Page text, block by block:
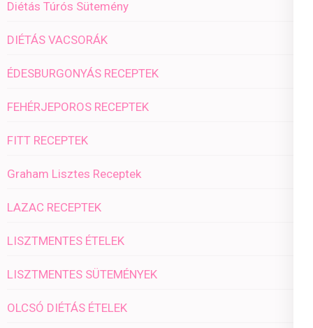
Diétás Túrós Sütemény
DIÉTÁS VACSORÁK
ÉDESBURGONYÁS RECEPTEK
FEHÉRJEPOROS RECEPTEK
FITT RECEPTEK
Graham Lisztes Receptek
LAZAC RECEPTEK
LISZTMENTES ÉTELEK
LISZTMENTES SÜTEMÉNYEK
OLCSÓ DIÉTÁS ÉTELEK